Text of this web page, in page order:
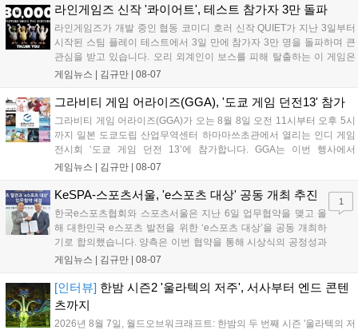
이다. 회사는 비용 효율화와 신작 흥행을 통해 하반기 실적 턴어라운드
라인게임즈 신작 '콰이어트', 테스트 참가자 3만 돌파
라인게임즈가 개발 중인 협동 코미디 호러 신작 QUIET가 지난 3일부터
시작된 스팀 플레이 테스트에서 3일 만에 참가자 3만 명을 돌파하며 큰
관심을 받고 있습니다. 오리 외계인이 보스를 피해 탈출하는 이 게임은
최대 4인 협동을 지원하며, 소음 관리와 물리 법칙을 활용한 전략적 플레
을 개선 중이며, 상세 정보는 스팀 페이지에서 확인 가능합니다....
게임뉴스 | 김규만 | 08-07
그라비티 게임 어라이즈(GGA), '도쿄 게임 던전13' 참가
그라비티 게임 어라이즈(GGA)가 오는 8월 8일 오전 11시부터 오후 5시
까지 일본 도쿄도립 산업무역센터 하마마쓰초관에서 열리는 인디 게임
전시회 ‘도쿄 게임 던전 13’에 참가합니다. GGA는 이번 행사에서
‘JALECO ARCADE COLLECTION’ 시리즈의 미공개 작품 12종을 최초
입니다. 시연 참여 관람객에게는 선착순으로 특별 굿즈를 증정하며, 인
게임뉴스 | 김규만 | 08-07
KeSPA-스포츠서울, 'e스포츠 대상' 공동 개최 추진
한국e스포츠협회와 스포츠서울은 지난 6일 업무협약을 맺고 올
해 대한민국 e스포츠 발전을 위한 ‘e스포츠 대상’을 공동 개최하
기로 합의했습니다. 양측은 이번 협약을 통해 시상식의 공정성과
전문성을 강화하고 MZ세대를 겨냥한 미디어 영향력을 확대해 e
김영만 회장은 10년 만에 재추진되는 이번 시상식이 e스포츠의
성과와 가치를 널리 알리는 권위 있는 행사가 되도록 노력하겠다
고 밝혔습니다....
게임뉴스 | 김규만 | 08-07
1
[인터뷰] 한밤 시즌2 '울라텍의 저주', 서사부터 엔드 콘텐
츠까지
2026년 8월 7일, 월드오브워크래프트: 한밤의 두 번째 시즌 '울라텍의 저